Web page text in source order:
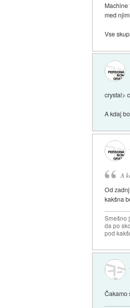
Machine
med
Vse
crystal>
A kdaj
A
Od
kakšna
Smešno
da po
pod
Čakamo